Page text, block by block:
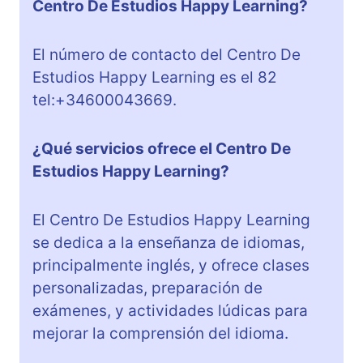
Centro De Estudios Happy Learning?
El número de contacto del Centro De
Estudios Happy Learning es el 82
tel:+34600043669.
¿Qué servicios ofrece el Centro De
Estudios Happy Learning?
El Centro De Estudios Happy Learning
se dedica a la enseñanza de idiomas,
principalmente inglés, y ofrece clases
personalizadas, preparación de
exámenes, y actividades lúdicas para
mejorar la comprensión del idioma.